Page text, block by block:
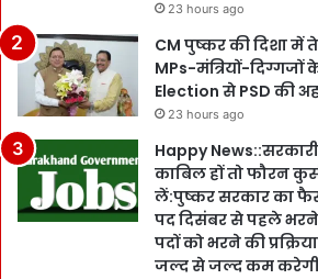
23 hours ago
CM पुष्कर की दिशा में
MPs-मंत्रियों-
Election से PSD की
23 hours ago
Happy
काबिल हों तो फौरन
लें:पुष्कर सरकार का
पद दिसंबर से पहले
पदों को भरने की
जल्द से जल्द कम करेगी